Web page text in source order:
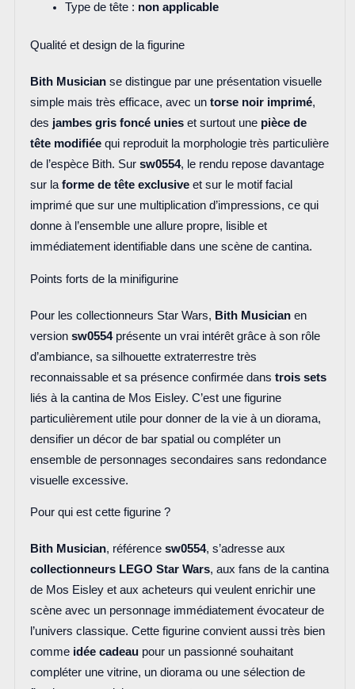
Type de tête : non applicable
Qualité et design de la figurine
Bith Musicianse distingue par une présentation visuelle
simple mais très efficace, avec un torse noir imprimé,
des jambes gris foncé unieset surtout une pièce de
tête modifiéequi reproduit la morphologie très particulière
de l’espèce Bith. Sur sw0554, le rendu repose davantage
sur la forme de tête exclusiveet sur le motif facial
imprimé que sur une multiplication d’impressions, ce qui
donne à l’ensemble une allure propre, lisible et
immédiatement identifiable dans une scène de cantina.
Points forts de la minifigurine
Pour les collectionneurs Star Wars, Bith Musicianen
version sw0554présente un vrai intérêt grâce à son rôle
d’ambiance, sa silhouette extraterrestre très
reconnaissable et sa présence confirmée dans trois sets
liés à la cantina de Mos Eisley. C’est une figurine
particulièrement utile pour donner de la vie à un diorama,
densifier un décor de bar spatial ou compléter un
ensemble de personnages secondaires sans redondance
visuelle excessive.
Pour qui est cette figurine ?
Bith Musician, référence sw0554, s’adresse aux
collectionneurs LEGO Star Wars, aux fans de la cantina
de Mos Eisley et aux acheteurs qui veulent enrichir une
scène avec un personnage immédiatement évocateur de
l’univers classique. Cette figurine convient aussi très bien
comme idée cadeaupour un passionné souhaitant
compléter une vitrine, un diorama ou une sélection de